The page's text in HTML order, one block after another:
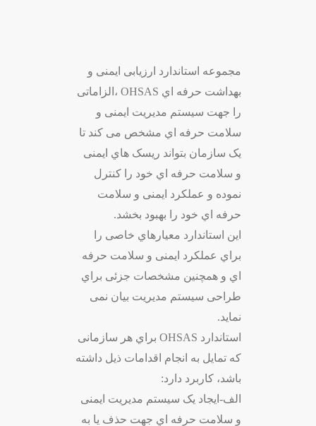
مجموعه استاندارد ارزیابی ایمنی و
بهداشت حرفه اي OHSAS ،الزاماتی
را جهت سیستم مدیریت ایمنی و
سلامت حرفه اي مشخص می کند تا
یک سازمان بتواند ریسک هاي ایمنی
و سلامت حرفه اي خود را کنترل
نموده و عملکرد ایمنی و سلامت
حرفه اي خود را بهبود بخشد.
این استاندارد معیارهاي خاصی را
براي عملکرد ایمنی و سلامت حرفه
اي و همچنین مشخصات جزئی براي
طراحی سیستم مدیریت بیان نمی
نماید.
استاندارد OHSAS براي هر سازمانی
که تمایل به انجام اقدامات ذیل داشته
باشد، کاربرد دارد:
الف-ایجاد یک سیستم مدیریت ایمنی
و سلامت حرفه اي جهت حذف یا به